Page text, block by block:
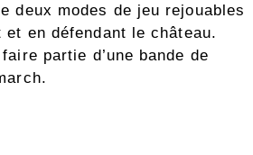
deux modes de jeu rejouables
en défendant le château.
partie d’une bande de